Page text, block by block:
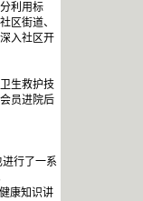
利用标
区街道、
入社区开
生救护技
员进院后
行了一系
康知识讲